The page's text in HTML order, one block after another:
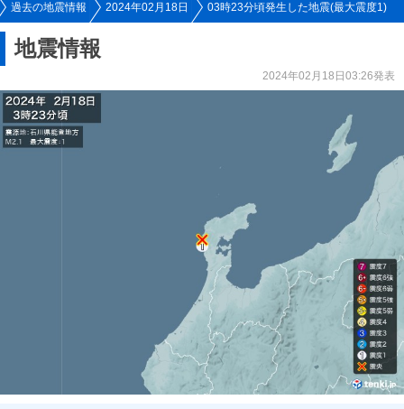
過去の地震情報 2024年02月18日 03時23分頃発生した地震(最大震度1)
地震情報
2024年02月18日03:26発表